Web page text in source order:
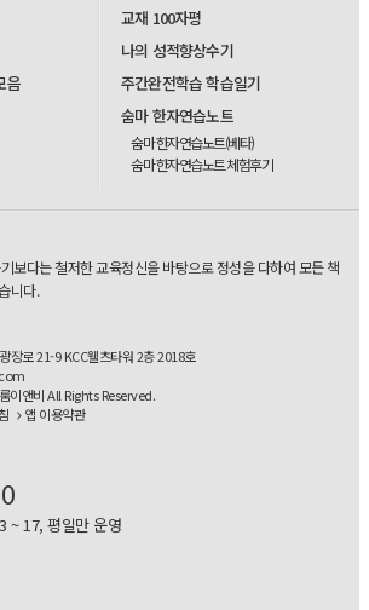
음
교재 100자평
나의 성적향상수기
주간완전학습 학습일기
숨마 한자연습노트
숨마 한자연습노트(베타)
숨마 한자연습노트 체험후기
보다는 철저한 교육정신을 바탕으로 정성을 다하여 모든 책
니다.
장로 21-9 KCC웰츠타워 2층 2018호
이앤비 All Rights Reserved.
앱 이용약관
~ 17, 평일만 운영